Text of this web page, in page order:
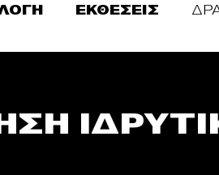
ΕΚΘΕΣΕΙΣ